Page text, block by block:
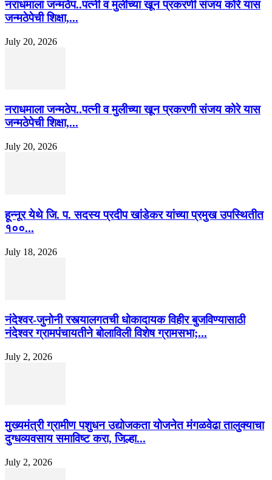
नराधमाला जन्मठेप..पत्नी व मुलीच्या खून प्रकरणी संजय कोरे यास
जन्मठेपेची शिक्षा,...
July 20, 2026
नराधमाला जन्मठेप..पत्नी व मुलीच्या खून प्रकरणी संजय कोरे यास
जन्मठेपेची शिक्षा,...
July 20, 2026
हून्नूर येथे जि. प. सदस्य प्रदीप खांडेकर यांच्या प्रमुख उपस्थितीत
१००...
July 18, 2026
नंदेश्वर-जुनोनी रस्त्यालगतची धोकादायक विहीर बुजविण्यासाठी
नंदेश्वर ग्रामपंचायतीने बोलाविली विशेष ग्रामसभा;...
July 2, 2026
मुख्यमंत्री ग्रामीण पशुधन उद्योजकता योजनेत मंगळवेढा तालुक्याचा
दुग्धव्यवसाय समाविष्ट करा, जिल्हा...
July 2, 2026